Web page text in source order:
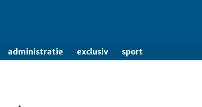
administratie exclusiv sport